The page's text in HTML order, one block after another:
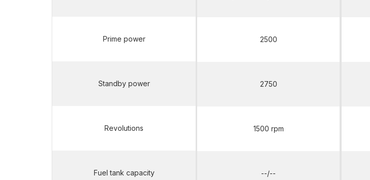
Prime power
Standby power
Revolutions
Fuel tank capacity
2500
2750
1500 rpm
--/--